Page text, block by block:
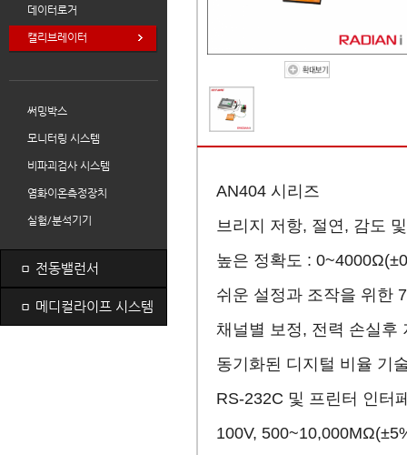
데이터로거
캘리브레이터
써밍박스
모니터링 시스템
비파괴검사 시스템
염화이온측정장치
실험/분석기기
ㅁ 전동밸런서
ㅁ 메디컬라이프 시스템
AN404 시리즈
브리지 저항, 절연, 감도
높은 정확도 :
쉬운 설정과 조작을 위한
채널별 보정, 전력 손실후
동기화된 디지털 비율 기
RS-232C 및 프린터 인터
100V,